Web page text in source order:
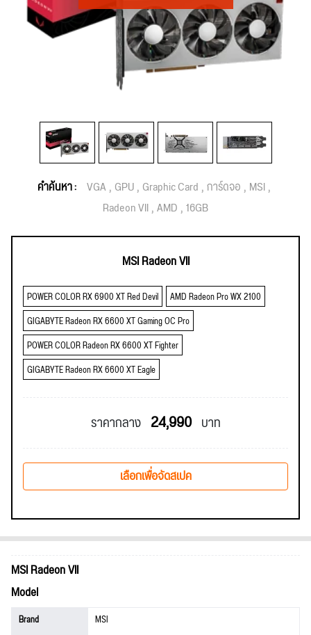
คำค้นหา : VGA GPU Graphic Card การ์ดจอ MSI
Radeon VII AMD 16GB
MSI Radeon VII
POWER COLOR RX 6900 XT Red Devil
AMD Radeon Pro WX 2100
GIGABYTE Radeon RX 6600 XT Gaming OC Pro
POWER COLOR Radeon RX 6600 XT Fighter
GIGABYTE Radeon RX 6600 XT Eagle
ราคากลาง 24,990 บาท
เลือกเพื่อจัดสเปค
MSI Radeon VII
Model
Brand
MSI